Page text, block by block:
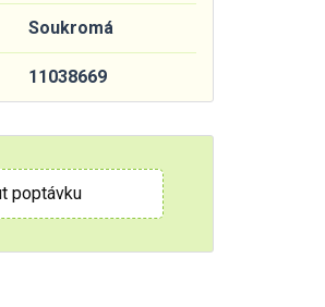
Soukromá
11038669
poptávku